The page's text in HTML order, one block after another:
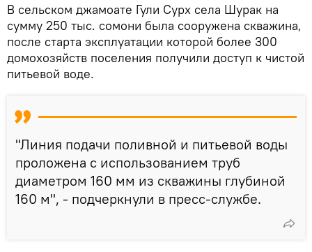
В сельском джамоате Гули Сурх села Шурак на
сумму 250 тыс. сомони была сооружена скважина,
после старта эксплуатации которой более 300
домохозяйств поселения получили доступ к чистой
питьевой воде.
"Линия подачи поливной и питьевой воды
проложена с использованием труб
диаметром 160 мм из скважины глубиной
160 м", - подчеркнули в пресс-службе.